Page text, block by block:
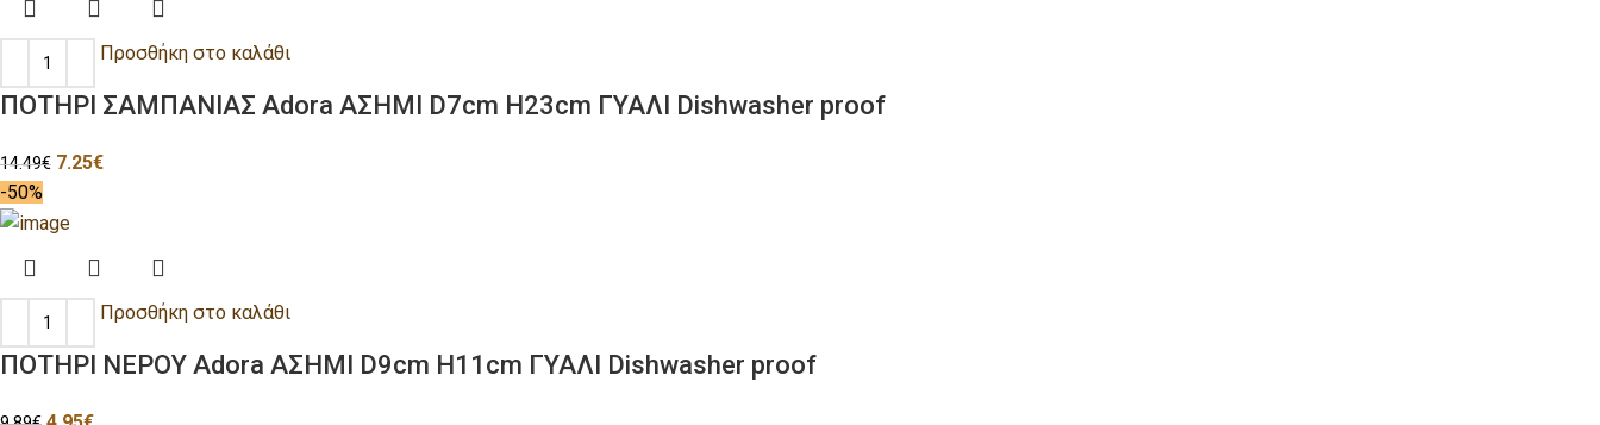
Προσθήκη στο καλάθι
ΠΟΤΗΡΙ ΣΑΜΠΑΝΙΑΣ Adora ΑΣΗΜΙ D7cm H23cm ΓΥΑΛΙ Dishwasher proof
14.49€ 7.25€
-50%
Προσθήκη στο καλάθι
ΠΟΤΗΡΙ ΝΕΡΟΥ Adora ΑΣΗΜΙ D9cm H11cm ΓΥΑΛΙ Dishwasher proof